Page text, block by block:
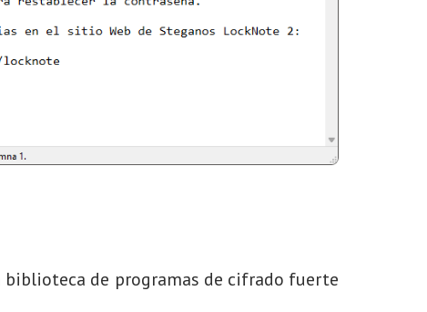
biblioteca de programas de cifrado fuerte